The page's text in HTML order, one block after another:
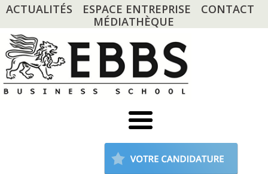
ACTUALITÉS ESPACE ENTREPRISE
CONTACT
MÉDIATHÈQUE